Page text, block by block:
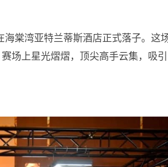
棠湾亚特兰蒂斯酒店正式落子。这
场上星光熠熠，顶尖高手云集，吸